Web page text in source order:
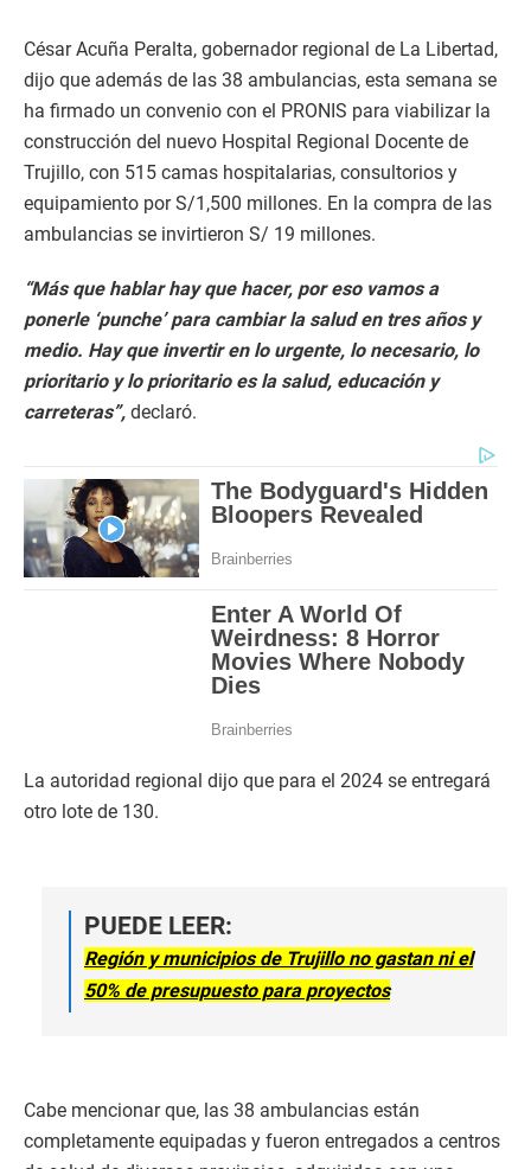
César Acuña Peralta, gobernador regional de La Libertad,
dijo que además de las 38 ambulancias, esta semana se
ha firmado un convenio con el PRONIS para viabilizar la
construcción del nuevo Hospital Regional Docente de
Trujillo, con 515 camas hospitalarias, consultorios y
equipamiento por S/1,500 millones. En la compra de las
ambulancias se invirtieron S/ 19 millones.
“Más que hablar hay que hacer, por eso vamos a
ponerle ‘punche’ para cambiar la salud en tres años y
medio. Hay que invertir en lo urgente, lo necesario, lo
prioritario y lo prioritario es la salud, educación y
carreteras”, declaró.
La autoridad regional dijo que para el 2024 se entregará
otro lote de 130.
PUEDE LEER:
Región y municipios de Trujillo no gastan ni el
50% de presupuesto para proyectos
Cabe mencionar que, las 38 ambulancias están
completamente equipadas y fueron entregados a centros